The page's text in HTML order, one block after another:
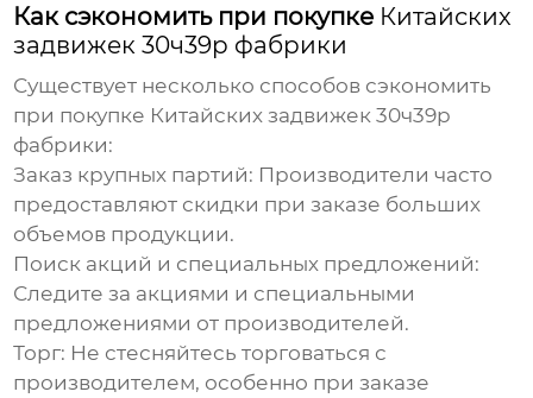
Как сэкономить при покупке Китайских
задвижек 30ч39р фабрики
Существует несколько способов сэкономить
при покупке Китайских задвижек 30ч39р
фабрики:
Заказ крупных партий: Производители часто
предоставляют скидки при заказе больших
объемов продукции.
Поиск акций и специальных предложений:
Следите за акциями и специальными
предложениями от производителей.
Торг: Не стесняйтесь торговаться с
производителем, особенно при заказе